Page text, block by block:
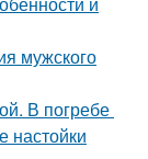
мужского
В погребе
настойки